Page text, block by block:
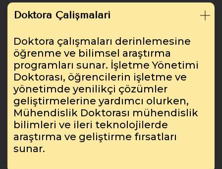
Doktora Çalışmaları
Doktora çalışmaları derinlemesine
öğrenme ve bilimsel araştırma
programları sunar. İşletme Yönetimi
Doktorası, öğrencilerin işletme ve
yönetimde yenilikçi çözümler
geliştirmelerine yardımcı olurken,
Mühendislik Doktorası mühendislik
bilimleri ve ileri teknolojilerde
araştırma ve geliştirme fırsatları
sunar.